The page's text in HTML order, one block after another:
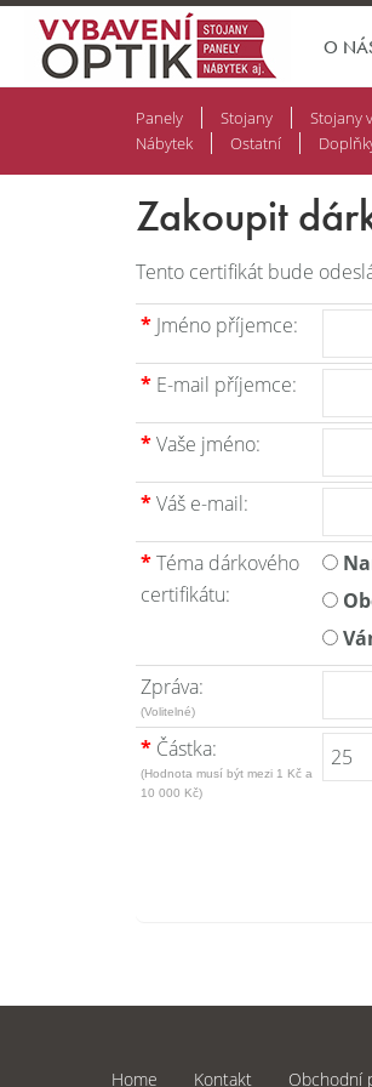
O
Panely Stojany Stojany
Nábytek
Ostatní
Zakoupit
Tento certifikát bude
* Jméno příjemce:
* E-mail příjemce:
*Vaše jméno:
*Váš e-mail:
*Téma dárkového
certifikátu:
Zpráva:
(Volitelné)
* Částka:
(Hodnota musí být mezi 1 Kč a
10 000 Kč)
Home Kontakt Obchodní